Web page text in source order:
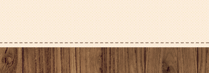
2025年12月
2025年11月
2025年10月